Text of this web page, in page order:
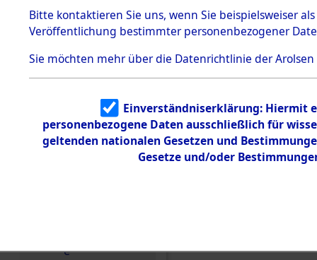
5.3.1 Alliierte
Erhebungen
zu
Todesmärsch
en
5.3.2
Identifizierun
5.3.3
Todesmärsch
e
Einen Kommentar
Gräberermittlung für
Gemeinden. 0222
Bitte kontaktieren Sie uns, wenn Sie beispielsweiser
Veröffentlichung bestimmter personenbezogener
Sie möchten mehr über die Datenrichtlinie der Arolsen
Einverständniserklärung: Hiermit
personenbezogene Daten ausschließlich für
geltenden nationalen Gesetzen und
Gesetze und/oder